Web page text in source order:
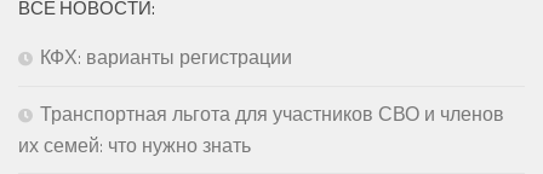
ВСЕ НОВОСТИ:
КФХ: варианты регистрации
Транспортная льгота для участников СВО и членов
их семей: что нужно знать